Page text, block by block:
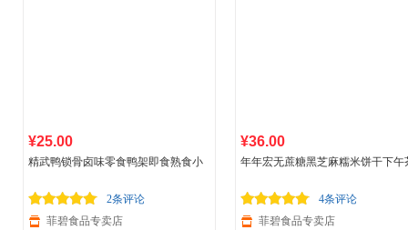
¥25.00
精武鸭锁骨卤味零食鸭架即食熟食小
180g/盒 甜辣味
2条评论
菲碧食品专卖店
¥36.00
年年宏无蔗糖黑芝麻糯米饼干下午
糖友能吃的零食 鲜山药黑芝麻饼
克
4条评论
菲碧食品专卖店